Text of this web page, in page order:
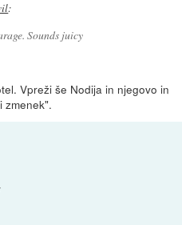
:
Sounds juicy
Vpreži še Nodija in njegovo in
zmenek".